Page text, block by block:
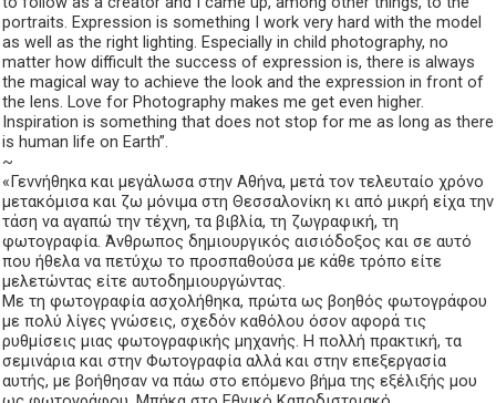
portraits. Expression is something I work very hard with the model
as well as the right lighting. Especially in child photography, no
matter how difficult the success of expression is, there is always
the magical way to achieve the look and the expression in front of
the lens. Love for Photography makes me get even higher.
Inspiration is something that does not stop for me as long as there
is human life on Earth”.
~
«Γεννήθηκα και μεγάλωσα στην Αθήνα, μετά τον τελευταίο χρόνο
μετακόμισα και ζω μόνιμα στη Θεσσαλονίκη κι από μικρή είχα την
τάση να αγαπώ την τέχνη, τα βιβλία, τη ζωγραφική, τη
φωτογραφία. Άνθρωπος δημιουργικός αισιόδοξος και σε αυτό
που ήθελα να πετύχω το προσπαθούσα με κάθε τρόπο είτε
μελετώντας είτε αυτοδημιουργώντας.
Με τη φωτογραφία ασχολήθηκα, πρώτα ως βοηθός φωτογράφου
με πολύ λίγες γνώσεις, σχεδόν καθόλου όσον αφορά τις
ρυθμίσεις μιας φωτογραφικής μηχανής. Η πολλή πρακτική, τα
σεμινάρια και στην Φωτογραφία αλλά και στην επεξεργασία
αυτής, με βοήθησαν να πάω στο επόμενο βήμα της εξέλιξής μου